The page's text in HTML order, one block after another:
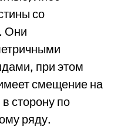
со
Они
при этом
смещение на
сторону по
ряду.